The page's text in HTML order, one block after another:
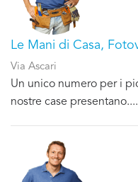
Le Mani di Casa,
Via Ascari
Un unico numero per i
nostre case